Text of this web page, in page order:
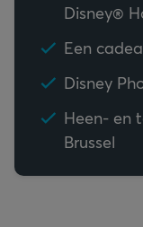
Disney®
Een
Disney
Heen- en
Brussel